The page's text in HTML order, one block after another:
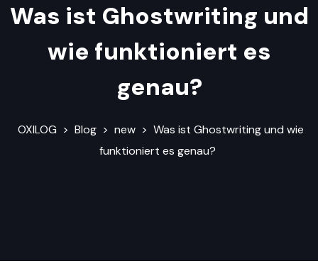
Was ist Ghostwriting und
wie funktioniert es
genau?
OXILOG > Blog > new > Was ist Ghostwriting und wie
funktioniert es genau?